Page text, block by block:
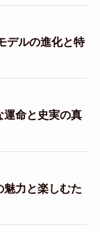
デルの進化と特
運命と史実の真
力と楽しむた